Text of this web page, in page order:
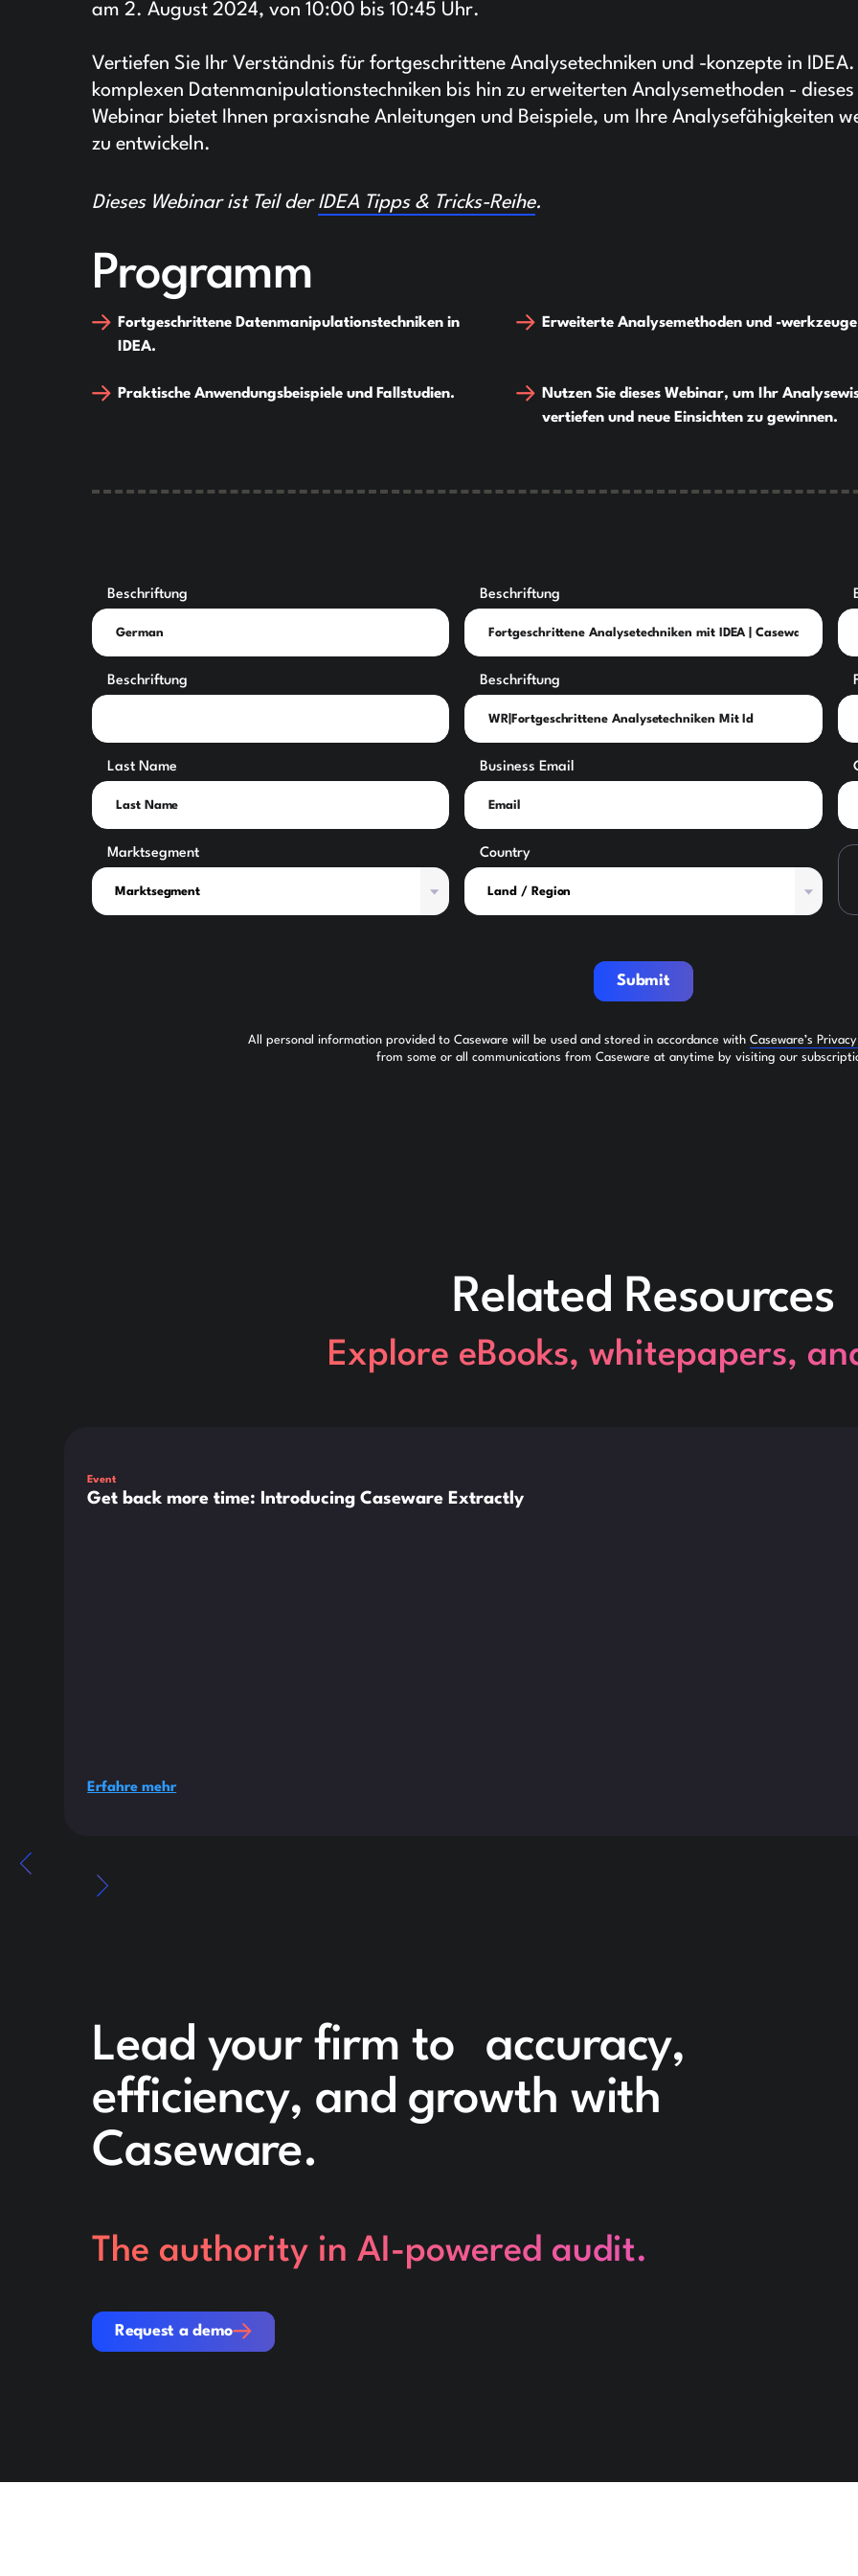
am 2. August 2024, von 10:00 bis 10:45 Uhr.
Vertiefen Sie Ihr Verständnis für fortgeschrittene Analysetechniken und -konzepte in IDEA.
komplexen Datenmanipulationstechniken bis hin zu erweiterten Analysemethoden - dieses
Webinar bietet Ihnen praxisnahe Anleitungen und Beispiele, um Ihre Analysefähigkeiten
zu entwickeln.
Dieses Webinar ist Teil der IDEA Tipps & Tricks-Reihe.
Programm
Fortgeschrittene Datenmanipulationstechniken in
IDEA.
Erweiterte Analysemethoden und -
Praktische Anwendungsbeispiele und Fallstudien.
Nutzen Sie dieses Webinar, um Ihr
vertiefen und neue Einsichten zu gewinnen.
Beschriftung Beschriftung
Beschriftung Beschriftung
Last Name Business Email
Marktsegment Country
Submit
All personal information provided to Caseware will be used and stored in accordance with Caseware’s
from some or all communications from Caseware at anytime by visiting our
Related Resources
Explore eBooks, whitepapers,
Event
Get back more time: Introducing Caseware Extractly
Erfahre mehr
Lead your firm to accuracy,
efficiency, and growth with
Caseware.
The authority in AI-powered audit.
Request a demo
Request a demo